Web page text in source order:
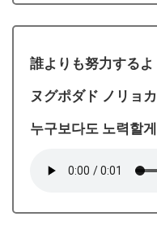
誰よりも努力するよ
ヌグポダド ノリョカ
누구보다도 노력할게